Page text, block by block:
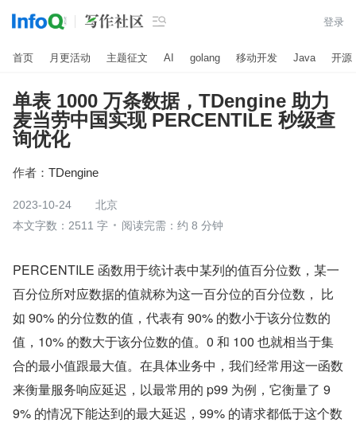
 登录
首页 月更活动 主题征文 AI golang 移动开发 Java 开源
单表 1000 万条数据，TDengine 助力
麦当劳中国实现 PERCENTILE 秒级查
询优化
作者： TDengine
2023-10-24
北京
本文字数：2511 字
阅读完需：约 8 分钟
PERCENTILE 函数用于统计表中某列的值百分位数，某一
百分位所对应数据的值就称为这一百分位的百分位数， 比
如 90% 的分位数的值，代表有 90% 的数小于该分位数的
值，10% 的数大于该分位数的值。0 和 100 也就相当于集
合的最小值跟最大值。在具体业务中，我们经常用这一函数
来衡量服务响应延迟，以最常用的 p99 为例，它衡量了 9
9% 的情况下能达到的最大延迟，99% 的请求都低于这个数